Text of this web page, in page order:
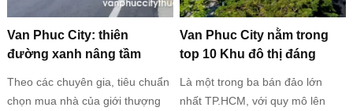
Van Phuc City: thiên
đường xanh nâng tầm
Theo các chuyên gia, tiêu chuẩn
chọn mua nhà của giới thượng
Van Phuc City nằm trong
top 10 Khu đô thị đáng
Là một trong ba bán đảo lớn
nhất TP.HCM, với quy mô lên